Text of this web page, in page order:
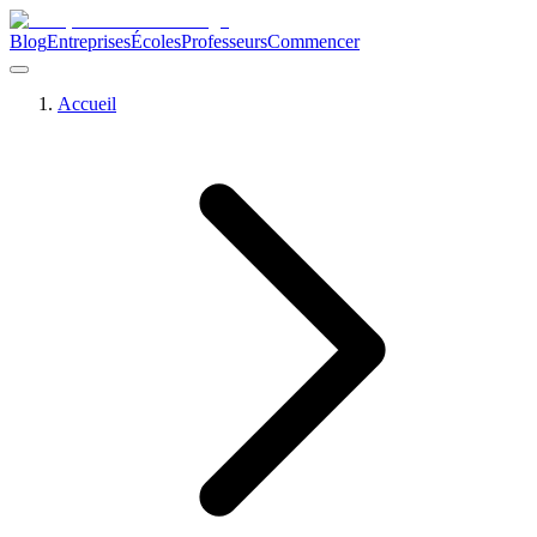
BlogEntreprisesÉcolesProfesseursCommencer
Accueil